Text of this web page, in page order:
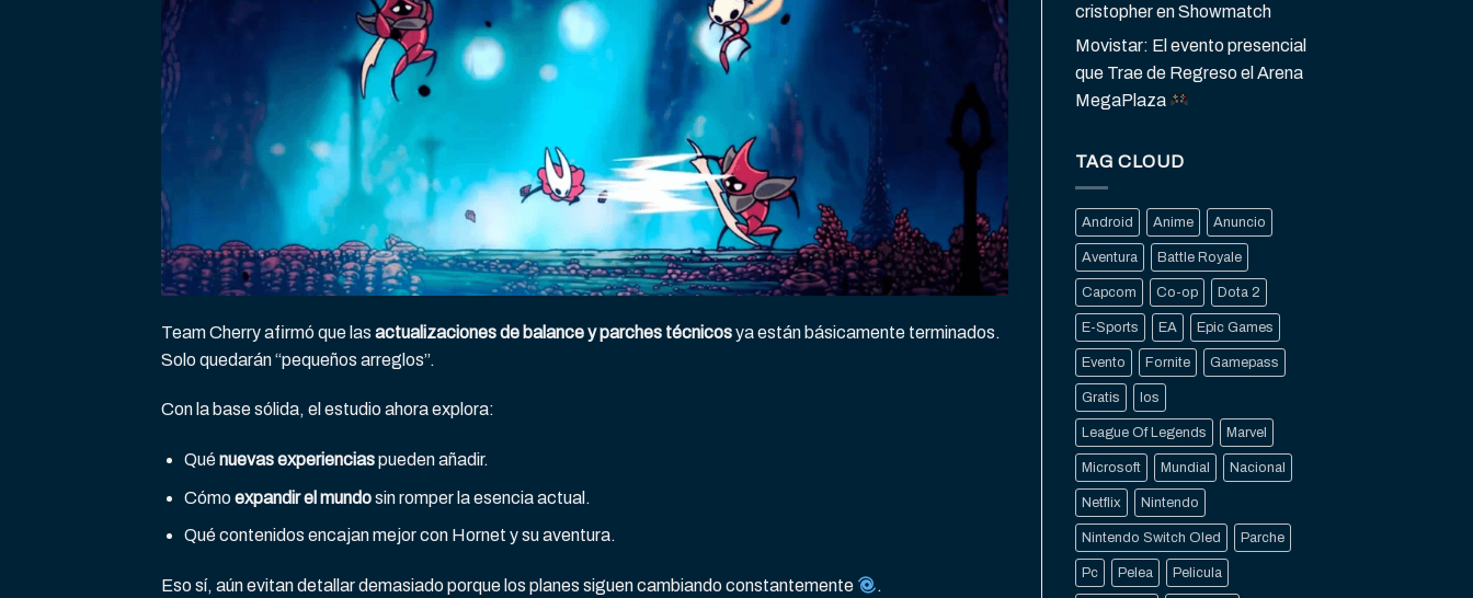
Team Cherry afirmó que las actualizaciones de balance y parches técnicosya están básicamente terminados.
Solo quedarán “pequeños arreglos”.
Con la base sólida, el estudio ahora explora:
Quénuevas experienciaspueden añadir.
Cómoexpandir el mundosin romper la esencia actual.
Qué contenidos encajan mejor con Hornet y su aventura.
Eso sí, aún evitan detallar demasiado porque los planes siguen cambiando constantemente .
cristopherenShowmatch
Movistar: El evento presencial
que Trae de Regreso el Arena
MegaPlaza
TAG CLOUD
Android Anime Anuncio
Aventura Battle Royale
Capcom Co-op Dota 2
E-Sports EA Epic Games
Evento Fornite Gamepass
Gratis Ios
League Of Legends Marvel
Microsoft Mundial Nacional
Netflix Nintendo
Nintendo Switch Oled Parche
Pc Pelea Pelicula